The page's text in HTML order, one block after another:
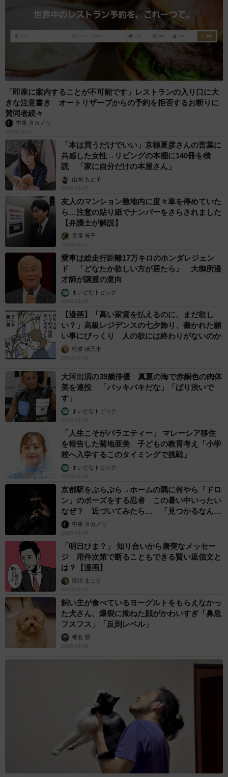
「即座に案内することが不可能です」レストランの入り口に大
きな注意書き オートリザーブからの予約を拒否するお断りに
賛同者続々
中将 タカノリ
2026.08.07
「本は買うだけでいい」京極夏彦さんの言葉に
共感した女性→リビングの本棚に140冊を積
読 「家に自分だけの本屋さん」
山岡 もと子
2026.08.07
友人のマンション敷地内に度々車を停めていた
ら…注意の貼り紙でナンバーをさらされました
【弁護士が解説】
長澤 芳子
2026.08.07
愛車は総走行距離17万キロのホンダレジェン
ド 「どなたか欲しい方が居たら」 大御所漫
才師が譲渡の意向
まいどなトピック
2026.08.06
【漫画】「高い家賃を払えるのに、まだ欲し
い？」高級レジデンスの七夕飾り、書かれた願
い事にびっくり 人の欲には終わりがないのか
松波 穂乃圭
2026.08.06
大河出演の39歳俳優 真夏の海で赤銅色の肉体
美を連投 「バッキバキだな」「ばり渋いで
す」
まいどなトピック
2026.08.06
「人生こそがバラエティー」 マレーシア移住
を報告した菊地亜美 子どもの教育考え「小学
校へ入学するこのタイミングで挑戦」
まいどなトピック
2026.08.06
京都駅をぶらぶら→ホームの隅に何やら「ドロ
ン」のポーズをする忍者 この暑い中いったい
なぜ？ 近づいてみたら… 「見つかるなんて
未熟」中将 タカノリ
2026.08.06
「明日ひま？」 知り合いから唐突なメッセー
ジ 用件次第で断ることもできる賢い返信文と
は？【漫画】
海川 まこと
2026.08.06
飼い主が食べているヨーグルトをもらえなかっ
た犬さん、爆裂に拗ねた顔がかわいすぎ「鼻息
フスフス」「反則レベル」
椎名 碧
2026.08.06